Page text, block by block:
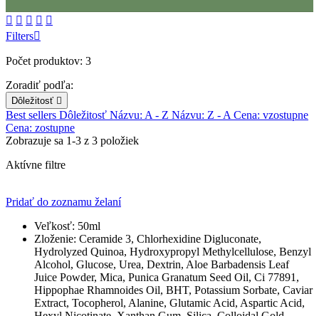
    
Filters
Počet produktov: 3
Zoradiť podľa:
Dôležitosť 
Best sellers Dôležitosť Názvu: A - Z Názvu: Z - A Cena: vzostupne
Cena: zostupne
Zobrazuje sa 1-3 z 3 položiek
Aktívne filtre
Pridať do zoznamu želaní
Veľkosť: 50ml
Zloženie: Ceramide 3, Chlorhexidine Digluconate,
Hydrolyzed Quinoa, Hydroxypropyl Methylcellulose, Benzyl
Alcohol, Glucose, Urea, Dextrin, Aloe Barbadensis Leaf
Juice Powder, Mica, Punica Granatum Seed Oil, Ci 77891,
Hippophae Rhamnoides Oil, BHT, Potassium Sorbate, Caviar
Extract, Tocopherol, Alanine, Glutamic Acid, Aspartic Acid,